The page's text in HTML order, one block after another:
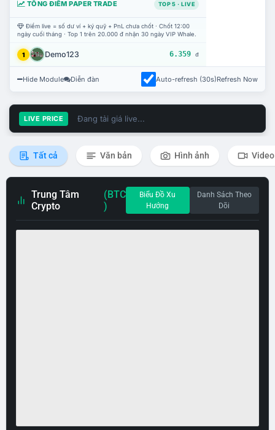
TỔNG ĐIỂM PAPER TRADE TOP 5 · LIVE
Điểm live = số dư ví + ký quỹ + PnL chưa chốt · Chốt 12:00
ngày cuối tháng · Top 1 trên 20.000 đ nhận 30 ngày VIP Whale.
1 Demo123 6.359 đ
Hide Module Diễn đàn Auto-refresh (30s)Refresh Now
LIVE PRICE Đang tải giá live...
Tất cả Văn bản Hình ảnh Video
Trung Tâm
Crypto
(BTC
)
Biểu Đồ Xu
Hướng
Danh Sách Theo
Dõi